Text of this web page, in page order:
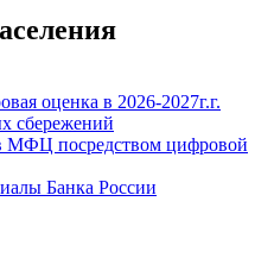
оценка в 2026-2027г.г.
сбережений
МФЦ посредством цифровой
Банка России